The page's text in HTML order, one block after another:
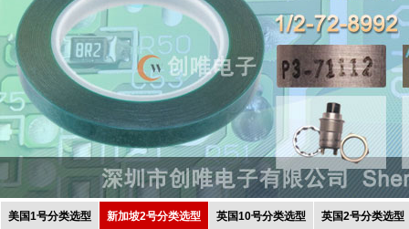
美国1号分类选型 新加坡2号分类选型 英国10号分类选型 英国2号分类选型